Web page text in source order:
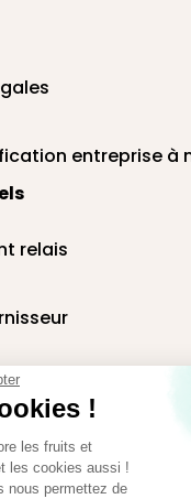
!
les fruits et
les cookies aussi !
nous permettez de
entreprise à
relais
en entreprise
fruits au bureau